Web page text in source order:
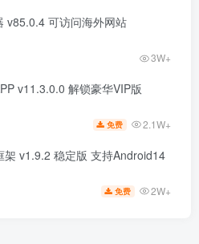
v85.0.4 可访问海外网站
3W+
v11.3.0.0 解锁豪华VIP版
免费 2.1W+
架 v1.9.2 稳定版 支持Android14
免费 2W+